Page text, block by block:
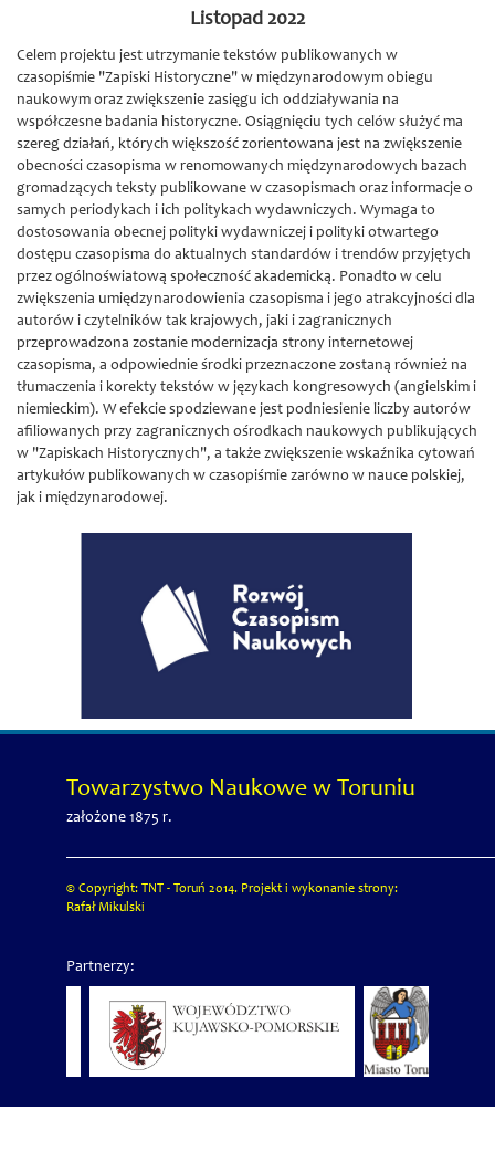
Listopad 2022
Celem projektu jest utrzymanie tekstów publikowanych w
czasopiśmie "Zapiski Historyczne" w międzynarodowym obiegu
naukowym oraz zwiększenie zasięgu ich oddziaływania na
współczesne badania historyczne. Osiągnięciu tych celów służyć ma
szereg działań, których większość zorientowana jest na zwiększenie
obecności czasopisma w renomowanych międzynarodowych bazach
gromadzących teksty publikowane w czasopismach oraz informacje o
samych periodykach i ich politykach wydawniczych. Wymaga to
dostosowania obecnej polityki wydawniczej i polityki otwartego
dostępu czasopisma do aktualnych standardów i trendów przyjętych
przez ogólnoświatową społeczność akademicką. Ponadto w celu
zwiększenia umiędzynarodowienia czasopisma i jego atrakcyjności dla
autorów i czytelników tak krajowych, jaki i zagranicznych
przeprowadzona zostanie modernizacja strony internetowej
czasopisma, a odpowiednie środki przeznaczone zostaną również na
tłumaczenia i korekty tekstów w językach kongresowych (angielskim i
niemieckim). W efekcie spodziewane jest podniesienie liczby autorów
afiliowanych przy zagranicznych ośrodkach naukowych publikujących
w "Zapiskach Historycznych", a także zwiększenie wskaźnika cytowań
artykułów publikowanych w czasopiśmie zarówno w nauce polskiej,
jak i międzynarodowej.
Towarzystwo Naukowe w Toruniu
założone 1875 r.
© Copyright: TNT - Toruń 2014. Projekt i wykonanie strony:
Rafał Mikulski
Partnerzy: